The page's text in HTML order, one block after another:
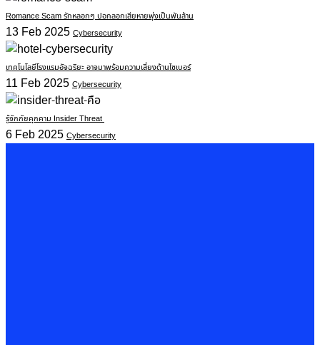
Romance Scam รักหลอกๆ ปอกลอกเสียหายพุ่งเป็นพันล้าน
13 Feb 2025 Cybersecurity
เทคโนโลยีโรงแรมอัจฉริยะ อาจมาพร้อมความเสี่ยงด้านไซเบอร์
11 Feb 2025 Cybersecurity
รู้จักภัยคุกคาม Insider Threat
6 Feb 2025 Cybersecurity